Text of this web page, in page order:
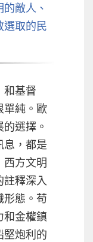
敵人、
選取的民
和基督
單純。歐
選擇。
息，都是
西方文明
註釋深入
形態。苟
和金權鎮
堅炮利的